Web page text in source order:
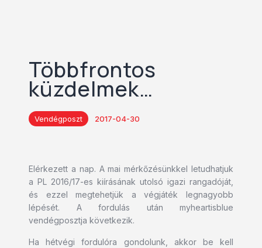
Többfrontos
küzdelmek…
Vendégposzt 2017-04-30
Elérkezett a nap. A mai mérkőzésünkkel letudhatjuk
a PL 2016/17-es kiírásának utolsó igazi rangadóját,
és ezzel megtehetjük a végjáték legnagyobb
lépését. A fordulás után myheartisblue
vendégposztja következik.
Ha hétvégi fordulóra gondolunk, akkor be kell